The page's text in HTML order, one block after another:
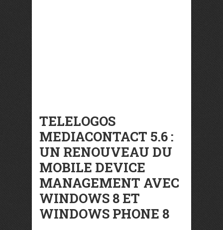
TELELOGOS
MEDIACONTACT 5.6 :
UN RENOUVEAU DU
MOBILE DEVICE
MANAGEMENT AVEC
WINDOWS 8 ET
WINDOWS PHONE 8